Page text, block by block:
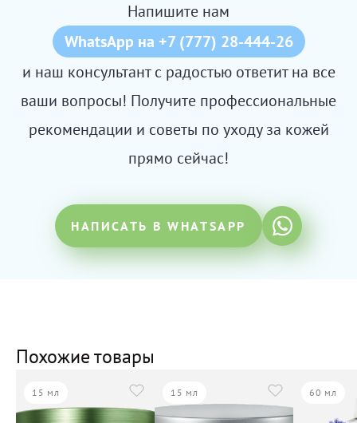
Напишите нам
WhatsApp на +7 (777) 28-444-26
и наш консультант с радостью ответит на все
ваши вопросы! Получите профессиональные
рекомендации и советы по уходу за кожей
прямо сейчас!
НАПИСАТЬ В WHATSAPP
Похожие товары
15 мл 15 мл 60 мл